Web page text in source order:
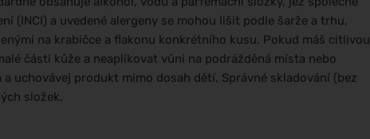
(INCI) a uvedené alergeny se mohou lišit podle šarže a trhu,
na krabičce a flakonu konkrétního kusu. Pokud máš citlivou
části kůže a neaplikovat vůni na podrážděná místa nebo
uchovávej produkt mimo dosah dětí. Správné skladování (bez
složek.